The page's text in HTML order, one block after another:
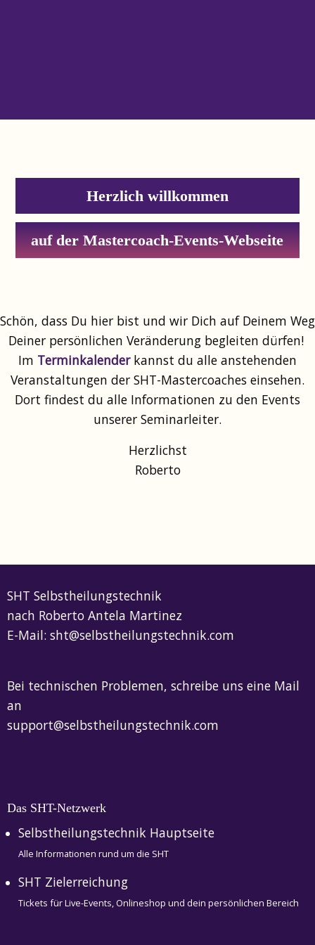
Herzlich willkommen
auf der Mastercoach-Events-Webseite
Schön, dass Du hier bist und wir Dich auf Deinem Weg
Deiner persönlichen Veränderung begleiten dürfen!
Im Terminkalenderkannst du alle anstehenden
Veranstaltungen der SHT-Mastercoaches einsehen.
Dort findest du alle Informationen zu den Events
unserer Seminarleiter.
Herzlichst
Roberto
SHT Selbstheilungstechnik
nach Roberto Antela Martinez
E-Mail: sht@selbstheilungstechnik.com
Bei technischen Problemen, schreibe uns eine Mail
an
support@selbstheilungstechnik.com
Das SHT-Netzwerk
Selbstheilungstechnik Hauptseite
Alle Informationen rund um die SHT
SHT Zielerreichung
Tickets für Live-Events, Onlineshop und dein persönlichen Bereich